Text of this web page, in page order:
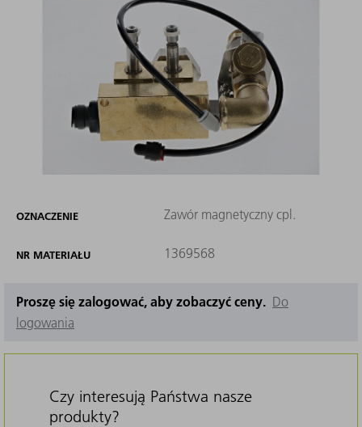
OZNACZENIE Zawór magnetyczny cpl.
NR MATERIAŁU 1369568
Proszę się zalogować, aby zobaczyć ceny. Do
logowania
Czy interesują Państwa nasze
produkty?